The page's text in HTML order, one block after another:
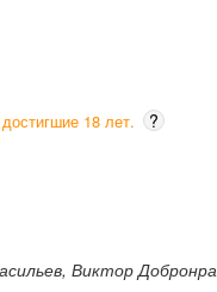
18 лет.
?
Виктор